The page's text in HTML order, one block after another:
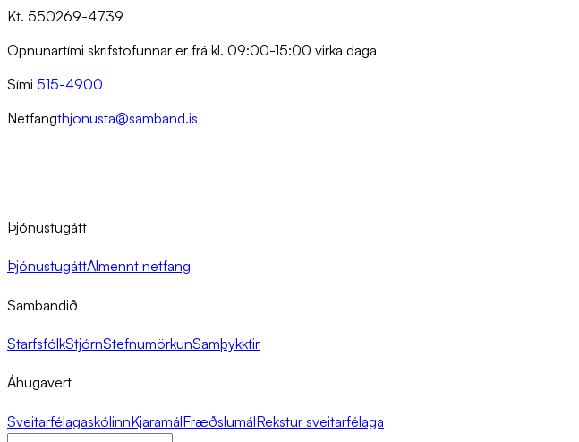
Kt. 550269-4739
Opnunartími skrifstofunnar er frá kl. 09:00-15:00 virka daga
Sími 515-4900
Netfangthjonusta@samband.is
Þjónustugátt
ÞjónustugáttAlmennt netfang
Sambandið
StarfsfólkStjórnStefnumörkunSamþykktir
Áhugavert
SveitarfélagaskólinnKjaramálFræðslumálRekstur sveitarfélaga